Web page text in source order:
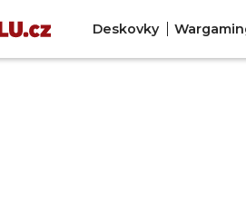
Deskovky